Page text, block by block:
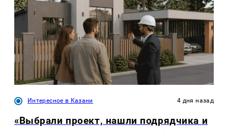
Интересное в Казани 4 дня назад
«Выбрали проект, нашли подрядчика и